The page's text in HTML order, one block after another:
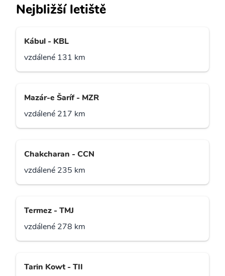
Nejbližší letiště
Kábul - KBL
vzdálené 131 km
Mazár-e Šaríf - MZR
vzdálené 217 km
Chakcharan - CCN
vzdálené 235 km
Termez - TMJ
vzdálené 278 km
Tarin Kowt - TII